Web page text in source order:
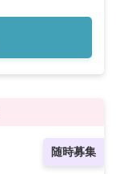
随時募集